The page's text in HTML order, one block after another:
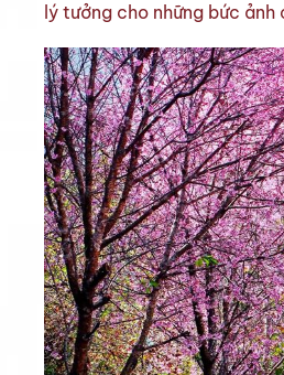
lý tưởng cho những bức